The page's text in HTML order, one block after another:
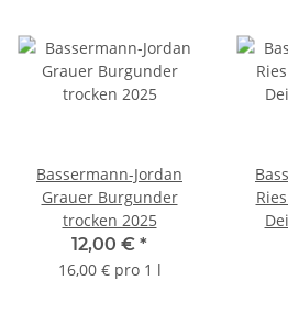
Bassermann-Jordan
Grauer Burgunder
trocken 2025
12,00 € *
16,00 € pro 1 l